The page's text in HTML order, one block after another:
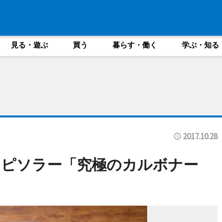
見る・遊ぶ 買う 暮らす・働く 学ぶ・知る
2017.10.28
ソラー「究極のカルボナー